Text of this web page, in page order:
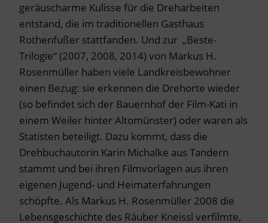
geräuscharme Kulisse für die Dreharbeiten
entstand, die im traditionellen Gasthaus
Rothenfußer stattfanden. Und zur „Beste-
Trilogie“ (2007, 2008, 2014) von Markus H.
Rosenmüller haben viele Landkreisbewohner
einen Bezug: sie erkennen die Drehorte wieder
(so befindet sich der Bauernhof der Film-Kati in
einem Weiler hinter Altomünster) oder waren als
Statisten beteiligt. Dazu kommt, dass die
Drehbuchautorin Karin Michalke aus Tandern
stammt und bei ihren Filmvorlagen aus ihren
eigenen Jugend- und Heimaterfahrungen
schöpfte. Als Markus H. Rosenmüller 2008 die
Lebensgeschichte des Räuber Kneissl verfilmte,